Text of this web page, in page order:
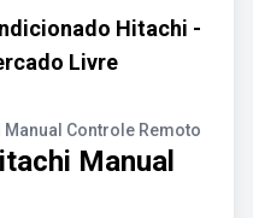
Hitachi -
Livre
Controle Remoto
Manual